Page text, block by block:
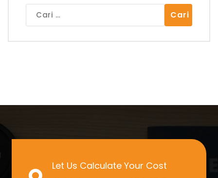
untuk:
Let Us Calculate Your Cost